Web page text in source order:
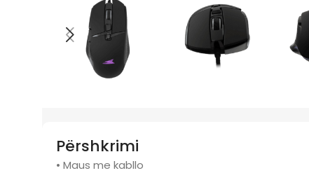
Përshkrimi
• Maus me kabllo